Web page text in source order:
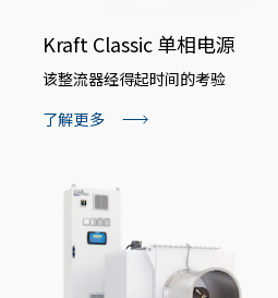
Kraft Classic 单相电源
该整流器经得起时间的考验
了解更多